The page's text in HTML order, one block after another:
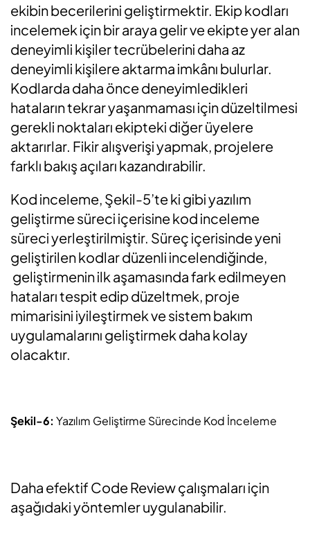
ekibin becerilerini geliştirmektir. Ekip kodları
incelemek için bir araya gelir ve ekipte yer alan
deneyimli kişiler tecrübelerini daha az
deneyimli kişilere aktarma imkânı bulurlar.
Kodlarda daha önce deneyimledikleri
hataların tekrar yaşanmaması için düzeltilmesi
gerekli noktaları ekipteki diğer üyelere
aktarırlar. Fikir alışverişi yapmak, projelere
farklı bakış açıları kazandırabilir.
Kod inceleme, Şekil-5’te ki gibi yazılım
geliştirme süreci içerisine kod inceleme
süreci yerleştirilmiştir. Süreç içerisinde yeni
geliştirilen kodlar düzenli incelendiğinde,
geliştirmenin ilk aşamasında fark edilmeyen
hataları tespit edip düzeltmek, proje
mimarisini iyileştirmek ve sistem bakım
uygulamalarını geliştirmek daha kolay
olacaktır.
Şekil-6: Yazılım Geliştirme Sürecinde Kod İnceleme
Daha efektif Code Review çalışmaları için
aşağıdaki yöntemler uygulanabilir.